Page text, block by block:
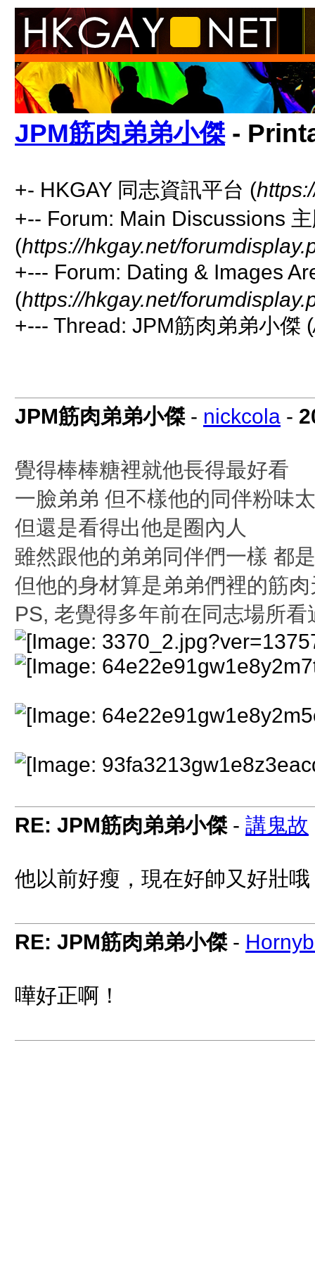
JPM筋肉弟弟小傑-
+- HKGAY 同志資訊平台 (
+-- Forum: Main Discussions
(https://hkgay.net/
+--- Forum: Dating & Images
(https://hkgay.net/
+--- Thread: JPM筋肉弟弟小傑 (
JPM筋肉弟弟小傑 - nickcola -
覺得棒棒糖裡就他長得最好看
一臉弟弟 但不樣他的同伴粉味
但還是看得出他是圈內人
雖然跟他的弟弟同伴們一樣 都
但他的身材算是弟弟們裡的筋
PS, 老覺得多年前在同志場所
RE: JPM筋肉弟弟小傑 - 講鬼故
他以前好瘦，現在好帥又好壯哦
RE: JPM筋肉弟弟小傑 -
嘩好正啊！